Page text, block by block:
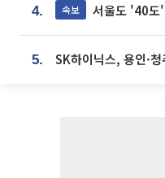
4. 속보 서울도 '40
5.